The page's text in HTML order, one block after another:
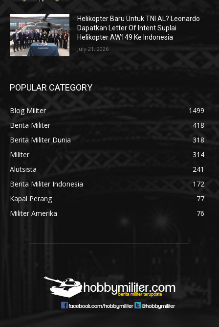
Helikopter Baru Untuk TNI AL? Leonardo
Dapatkan Letter Of Intent Suplai
Helikopter AW149 Ke Indonesia
July 21, 2026
POPULAR CATEGORY
Blog Militer
1499
Berita Militer
418
Berita Militer Dunia
318
Militer
314
Alutsista
241
Berita Militer Indonesia
172
Kapal Perang
77
Militer Amerika
76